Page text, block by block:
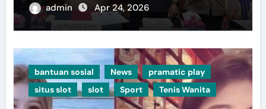
admin Apr 24, 2026
bantuan sosial News
pramatic play
situs slot
slot Sport Tenis Wanita